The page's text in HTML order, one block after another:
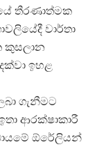
තීරණාත්මක
වාර්තා
කුසලාන
දක්වා ඉහළ
ගැනීමට
ආරක්ෂාකාරී
ඕරේලියන්